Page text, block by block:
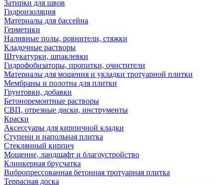
Затирки для швов
Гидроизоляция
Материалы для бассейна
Герметики
Наливные полы, ровнители, стяжки
Кладочные растворы
Штукатурки, шпаклевки
Гидрофобизаторы, пропитки, очистители
Материалы для мощения и укладки тротуарной плитки
Мембраны и полотна для плитки
Грунтовки, добавки
Бетоноремонтные растворы
СВП, отрезные диски, инструменты
Краски
Аксессуары для кирпичной кладки
Ступени и напольная плитка
Cтеклянный кирпич
Мощение, ландшафт и благоустройство
Клинкерная брусчатка
Вибропрессованная бетонная тротуарная плитка
Террасная доска